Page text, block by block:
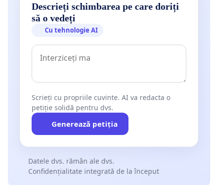
Descrieți schimbarea pe care doriți
să o vedeți
Cu tehnologie AI
Scrieți cu propriile cuvinte. AI va redacta o
petiție solidă pentru dvs.
Generează petiția
Datele dvs. rămân ale dvs.
Confidențialitate integrată de la început